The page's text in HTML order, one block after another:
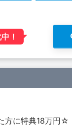
！
方に特典18万円☆